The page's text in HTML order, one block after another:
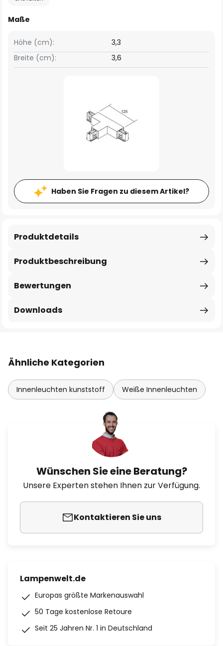
Maße
Breite (cm): 3,6
Höhe (cm): 3,3
Haben Sie Fragen zu diesem Artikel?
Produktbeschreibung
Produktdetails
Bewertungen
Downloads
Ähnliche Kategorien
Innenleuchten kunststoff Weiße Innenleuchten
Wünschen Sie eine Beratung?
Unsere Experten stehen Ihnen zur Verfügung.
Kontaktieren Sie uns
Lampenwelt.de
Europas größte Markenauswahl
50 Tage kostenlose Retoure
Seit 25 Jahren Nr. 1 in Deutschland